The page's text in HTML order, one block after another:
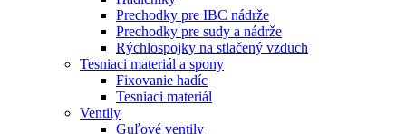
Prechodky pre IBC nádrže
Prechodky pre sudy a nádrže
Rýchlospojky na stlačený vzduch
Tesniaci materiál a spony
Fixovanie hadíc
Tesniaci materiál
Ventily
Guľové ventily